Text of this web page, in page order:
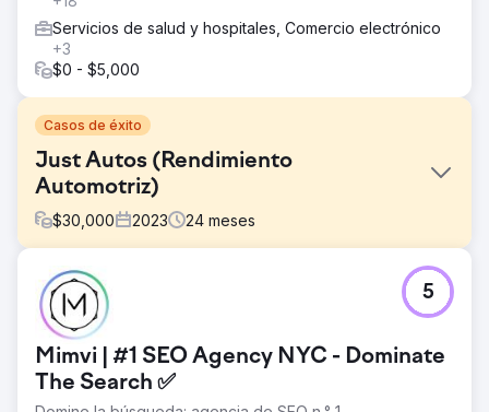
Servicios de salud y hospitales, Comercio electrónico
+3
$0 - $5,000
Casos de éxito
Just Autos (Rendimiento
Automotriz)
$30,000 2023 24 meses
El reto
A pesar de su reputación nacional en mejoras de alta
gama para vehículos Toyota 4x4, Just Autos era
prácticamente invisible para términos de búsqueda
técnicos y de alta intención. Se estaban perdiendo un
segmento clave de entusiastas cualificados que recurrían
Mimvi | #1 SEO Agency NYC - Dominate
The Search ✅
5